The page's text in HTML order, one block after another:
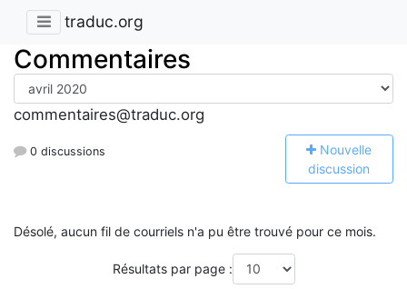
traduc.org
Commentaires
commentaires@traduc.org
0 discussions Nouvelle
discussion
Désolé, aucun fil de courriels n'a pu être trouvé pour ce mois.
Résultats par page :